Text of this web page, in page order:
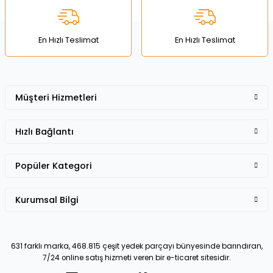
Ürün fiyatı diğer sitelerden daha pahalı.
Bu ürüne benzer farklı alternatifler olmalı.
En Hızlı Teslimat En Hızlı Teslimat
631 farklı marka, 468.815 çeşit yedek parçayı bünyesinde barındıran,
7/24 online satış hizmeti veren bir e-ticaret sitesidir.
Müşteri Hizmetleri
Hızlı Bağlantı
Popüler Kategori
Kurumsal Bilgi